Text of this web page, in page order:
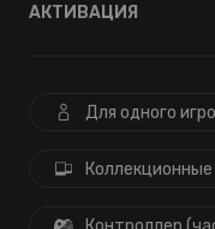
АКТИВАЦИЯ
Для одного